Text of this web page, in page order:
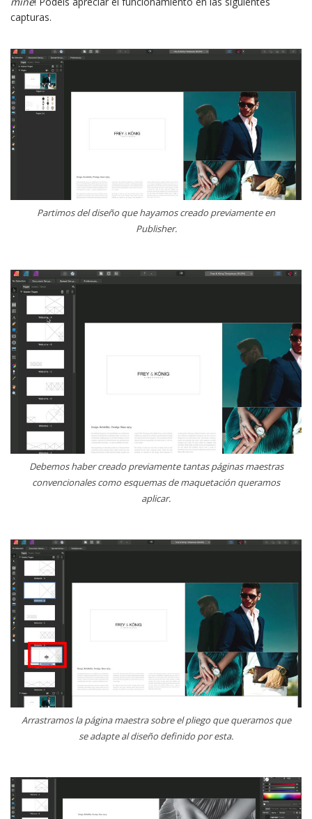
capturas.
Partimos del diseño que hayamos creado previamente en
Publisher.
Debemos haber creado previamente tantas páginas maestras
convencionales como esquemas de maquetación queramos
aplicar.
Arrastramos la página maestra sobre el pliego que queramos que
se adapte al diseño definido por esta.